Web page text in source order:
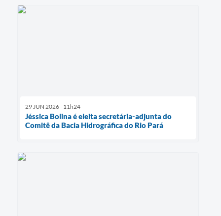
29 JUN 2026 - 11h24
Jéssica Bolina é eleita secretária-adjunta do
Comitê da Bacia Hidrográfica do Rio Pará